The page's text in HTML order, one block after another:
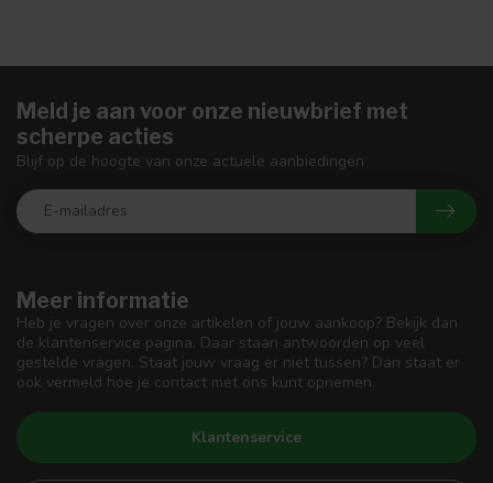
Meer informatie
Heb je vragen over onze artikelen of jouw aankoop? Bekijk dan
de klantenservice pagina. Daar staan antwoorden op veel
gestelde vragen. Staat jouw vraag er niet tussen? Dan staat er
ook vermeld hoe je contact met ons kunt opnemen.
Klantenservice
Meld je aan voor onze nieuwbrief met
scherpe acties
Blijf op de hoogte van onze actuele aanbiedingen